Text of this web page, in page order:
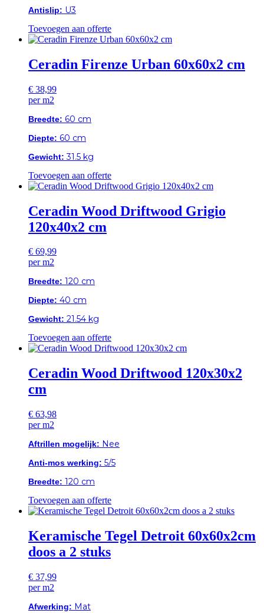
Antislip: U3
Toevoegen aan offerte
Ceradin Firenze Urban 60x60x2 cm
€ 38,99
per m2
Breedte: 60 cm
Diepte: 60 cm
Gewicht: 31.5 kg
Toevoegen aan offerte
Ceradin Wood Driftwood Grigio
120x40x2 cm
€ 69,99
per m2
Breedte: 120 cm
Diepte: 40 cm
Gewicht: 21.54 kg
Toevoegen aan offerte
Ceradin Wood Driftwood 120x30x2
cm
€ 63,98
per m2
Aftrillen mogelijk: Nee
Anti-mos werking: 5/5
Breedte: 120 cm
Toevoegen aan offerte
Keramische Tegel Detroit 60x60x2cm
doos a 2 stuks
€ 37,99
per m2
Afwerking: Mat